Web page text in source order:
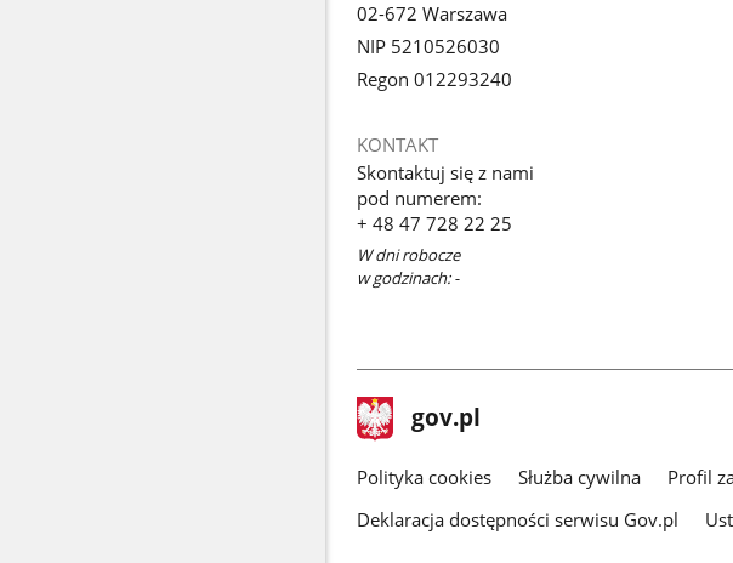
02-672 Warszawa
NIP 5210526030
Regon 012293240
KONTAKT
Skontaktuj się z nami
pod numerem:
+ 48 47 728 22 25
W dni robocze
w godzinach: -
stopka
gov.pl Strona
gov.pl
gov.pl
Polityka cookies Służba cywilna Profil
Deklaracja dostępności serwisu Gov.pl